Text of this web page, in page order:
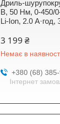
Дриль-
В, 50 Нм, 0-450/
Li-Ion, 2.0
3 199 ₴
Немає в
+380 (68)
Інтернет